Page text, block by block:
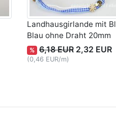
Landhausgirlande mit
Blau ohne Draht 20mm
% 6,18 EUR 2,32 EUR
(0,46 EUR/m)